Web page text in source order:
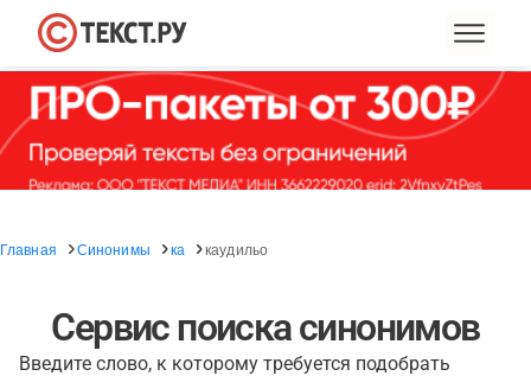
Главная Синонимы ка каудильо
Сервис поиска синонимов
Введите слово, к которому требуется подобрать